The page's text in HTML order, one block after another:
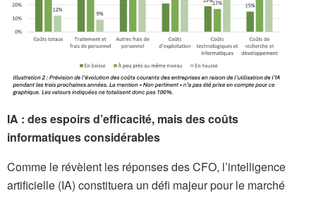
IA : des espoirs d’efficacité, mais des coûts
informatiques considérables
Comme le révèlent les réponses des CFO, l’intelligence
artificielle (IA) constituera un défi majeur pour le marché